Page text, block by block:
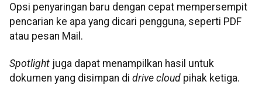
Opsi penyaringan baru dengan cepat mempersempit
pencarian ke apa yang dicari pengguna, seperti PDF
atau pesan Mail.​​​​​​​
Spotlight juga dapat menampilkan hasil untuk
dokumen yang disimpan di drive cloud pihak ketiga.